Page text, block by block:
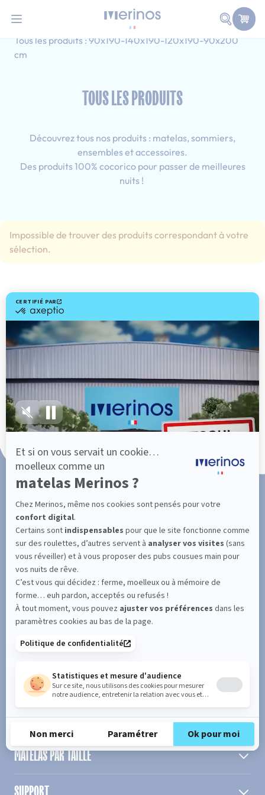
Faire
Accueil
Adulte-Simple
Tous les produits : 90x190-140x190-120x190-90x200
cm
TOUS LES PRODUITS
Découvrez tous nos produits : matelas, sommiers,
ensembles et accessoires.
Des produits 100% cocorico pour passer de meilleures
nuits !
Impossible de trouver des produits correspondant à votre
sélection.
Livraison gratuite
Marque Française
Service client à votre écoute
Paiement en 3x ou 4x sans frais
SUIVEZ L'ACTUALITÉ DE MERINOS !
Entrez votre adresse email
acceptez de recevoir notre Newsletter incluant des informations
concernant les offres, services, produits ou évènements de Bultex
conformément à
notre politique de protection des données personnelles
PRODUIT
MATELAS PAR TAILLE